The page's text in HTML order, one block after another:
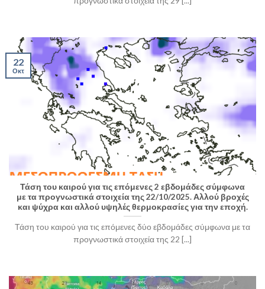
Τάση του καιρού για τις επόμενες 2 εβδομάδες σύμφωνα
με τα προγνωστικά στοιχεία της 22/10/2025. Αλλού βροχές
και ψύχρα και αλλού υψηλές θερμοκρασίες για την εποχή.
Τάση του καιρού για τις επόμενες δύο εβδομάδες σύμφωνα με τα
προγνωστικά στοιχεία της 22 [...]
22
Οκτ